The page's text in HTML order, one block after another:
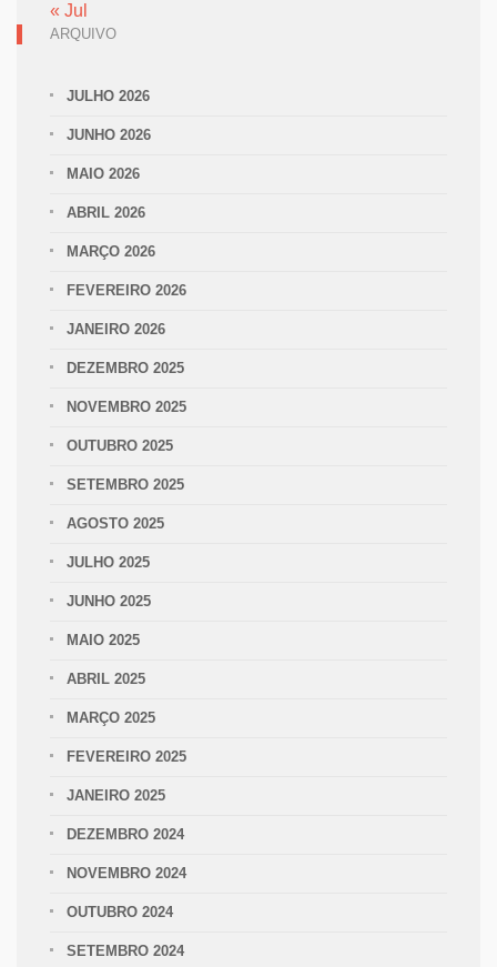
« Jul
ARQUIVO
JULHO 2026
JUNHO 2026
MAIO 2026
ABRIL 2026
MARÇO 2026
FEVEREIRO 2026
JANEIRO 2026
DEZEMBRO 2025
NOVEMBRO 2025
OUTUBRO 2025
SETEMBRO 2025
AGOSTO 2025
JULHO 2025
JUNHO 2025
MAIO 2025
ABRIL 2025
MARÇO 2025
FEVEREIRO 2025
JANEIRO 2025
DEZEMBRO 2024
NOVEMBRO 2024
OUTUBRO 2024
SETEMBRO 2024